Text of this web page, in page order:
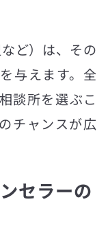
ど）は、その
与えます。全
談所を選ぶこ
チャンスが広
セラーの